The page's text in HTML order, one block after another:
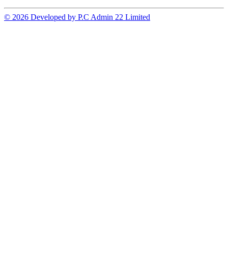
© 2026 Developed by P.C Admin 22 Limited